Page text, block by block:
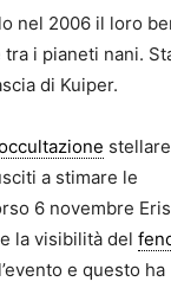
nel 2006 il loro
i pianeti nani.
di Kuiper.
a stimare le
6 novembre Eris
la visibilità del
e questo ha